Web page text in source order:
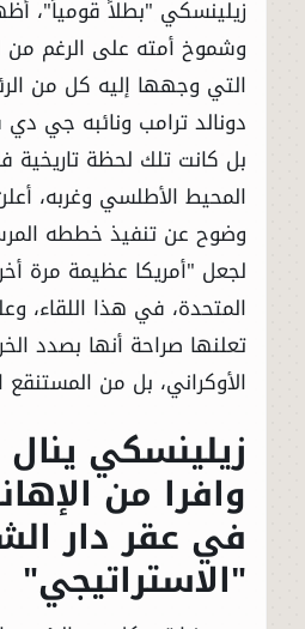
زيلينسكي "بطلاً قومياً"،
وشموخ أمته على الرغم من
التي وجهها إليه كل من
دونالد ترامب ونائبه جي
بل كانت تلك لحظة
المحيط الأطلسي وغربه،
وضوح عن تنفيذ خططه
لجعل "أمريكا عظيمة مرة
المتحدة، في هذا اللقاء،
تعلنها صراحة أنها بصدد
الأوكراني، بل من المستنقع
زيلينسكي
وافرا من
في عقر دار
"الاستراتيجي"